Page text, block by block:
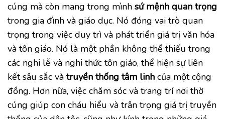
cúng mà còn mang trong mình sứ mệnh quan trọng
trong gia đình và giáo dục. Nó đóng vai trò quan
trọng trong việc duy trì và phát triển giá trị văn hóa
và tôn giáo. Nó là một phần không thể thiếu trong
các nghi lễ và nghi thức tôn giáo, thể hiện sự liên
kết sâu sắc và truyền thống tâm linh của một cộng
đồng. Hơn nữa, việc chăm sóc và trang trí nơi thờ
cúng giúp con cháu hiểu và trân trọng giá trị truyền